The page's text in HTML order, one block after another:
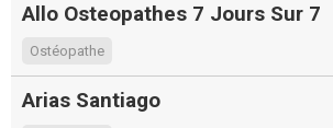
Allo Osteopathes 7 Jours Sur 7
Ostéopathe
Arias Santiago